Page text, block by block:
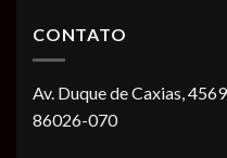
CONTATO
Av. Duque de Caxias,
86026-070